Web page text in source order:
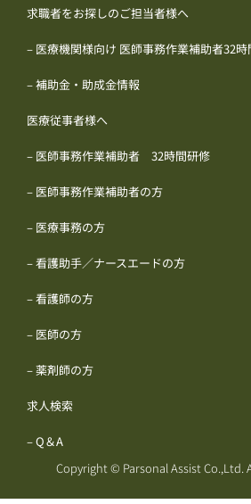
求職者をお探しのご担当者様へ
– 医療機関様向け 医師事務作業補助者32
– 補助金・助成金情報
医療従事者様へ
– 医師事務作業補助者 32時間研修
– 医師事務作業補助者の方
– 医療事務の方
– 看護助手／ナースエードの方
– 看護師の方
– 医師の方
– 薬剤師の方
求人検索
– Q＆A
Copyright © Parsonal Assist Co.,Ltd.